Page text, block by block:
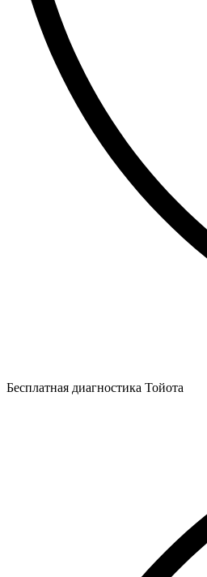
Бесплатная диагностика Тойота